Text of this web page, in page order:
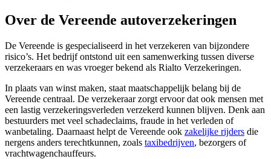
Over de Vereende autoverzekeringen
De Vereende is gespecialiseerd in het verzekeren van bijzondere
risico’s. Het bedrijf ontstond uit een samenwerking tussen diverse
verzekeraars en was vroeger bekend als Rialto Verzekeringen.
In plaats van winst maken, staat maatschappelijk belang bij de
Vereende centraal. De verzekeraar zorgt ervoor dat ook mensen met
een lastig verzekeringsverleden verzekerd kunnen blijven. Denk aan
bestuurders met veel schadeclaims, fraude in het verleden of
wanbetaling. Daarnaast helpt de Vereende ook zakelijke rijders die
nergens anders terechtkunnen, zoals taxibedrijven, bezorgers of
vrachtwagenchauffeurs.